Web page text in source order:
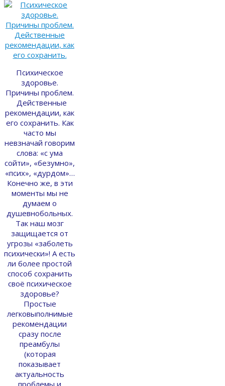
Психическое
здоровье.
Причины проблем.
Действенные
рекомендации, как
его сохранить. Как
часто мы
невзначай говорим
слова: «с ума
сойти», «безумно»,
«псих», «дурдом»…
Конечно же, в эти
моменты мы не
думаем о
душевнобольных.
Так наш мозг
защищается от
угрозы «заболеть
психически»! А есть
ли более простой
способ сохранить
своё психическое
здоровье?
Простые
легковыполнимые
рекомендации
сразу после
преамбулы
(которая
показывает
актуальность
проблемы и